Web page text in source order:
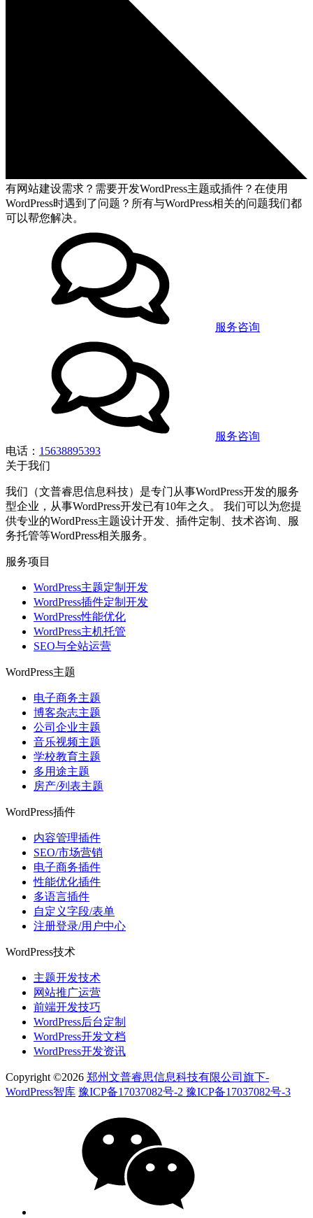
有网站建设需求？需要开发WordPress主题或插件？在使用
WordPress时遇到了问题？所有与WordPress相关的问题我们都
可以帮您解决。
服务咨询
服务咨询
电话： 15638895393
关于我们
我们（文普睿思信息科技）是专门从事WordPress开发的服务
型企业，从事WordPress开发已有10年之久。 我们可以为您提
供专业的WordPress主题设计开发、插件定制、技术咨询、服
务托管等WordPress相关服务。
服务项目
WordPress主题定制开发
WordPress插件定制开发
WordPress性能优化
WordPress主机托管
SEO与全站运营
WordPress主题
电子商务主题
博客杂志主题
公司企业主题
音乐视频主题
学校教育主题
多用途主题
房产/列表主题
WordPress插件
内容管理插件
SEO/市场营销
电子商务插件
性能优化插件
多语言插件
自定义字段/表单
注册登录/用户中心
WordPress技术
主题开发技术
网站推广运营
前端开发技巧
WordPress后台定制
WordPress开发文档
WordPress开发资讯
Copyright ©2026 郑州文普睿思信息科技有限公司旗下-
WordPress智库 豫ICP备17037082号-2 豫ICP备17037082号-3